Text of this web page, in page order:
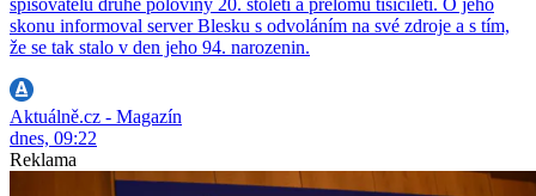
spisovatelů druhé poloviny 20. století a přelomu tisíciletí. O jeho
skonu informoval server Blesku s odvoláním na své zdroje a s tím,
že se tak stalo v den jeho 94. narozenin.
Aktuálně.cz - Magazín
dnes, 09:22
Reklama